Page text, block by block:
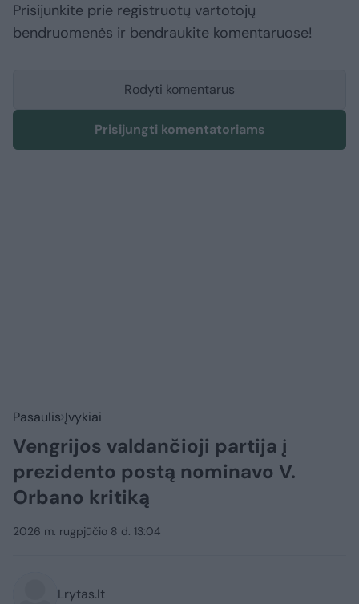
Prisijunkite prie registruotų vartotojų
bendruomenės ir bendraukite komentaruose!
Rodyti komentarus
Prisijungti komentatoriams
Pasaulis Įvykiai
Vengrijos valdančioji partija į
prezidento postą nominavo V.
Orbano kritiką
2026 m. rugpjūčio 8 d. 13:04
Lrytas.lt